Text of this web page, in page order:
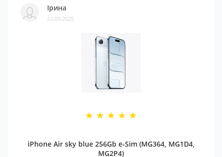
Ірина
22.09.2025
iPhone Air sky blue 256Gb e-Sim (MG364, MG1D4,
MG2P4)